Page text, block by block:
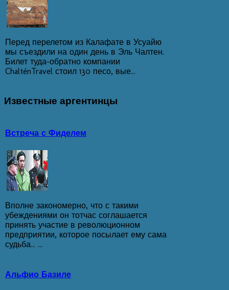
Перед перелетом из Калафате в Усуайю
мы съездили на один день в Эль Чалтен.
Билет туда-обратно компании
ChalténTravel стоил 130 песо, вые...
Известные аргентинцы
Встреча с Фиделем
Вполне закономерно, что с такими
убеждениями он тотчас соглашается
принять участие в революционном
предприятии, которое посылает ему сама
судьба... ...
Альфио Базиле